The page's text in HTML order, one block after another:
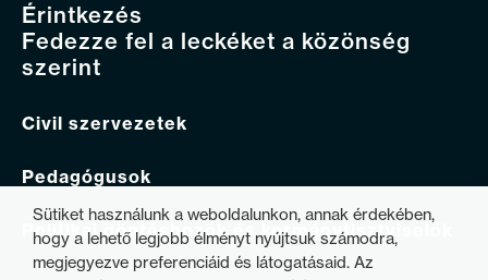
Érintkezés
Fedezze fel a leckéket a közönség
szerint
Civil szervezetek
Pedagógusok
Politikai döntéshozók és kormánytisztviselők
Sütiket használunk a weboldalunkon, annak érdekében,
hogy a lehető legjobb élményt nyújtsuk számodra,
megjegyezve preferenciáid és látogatásaid. Az